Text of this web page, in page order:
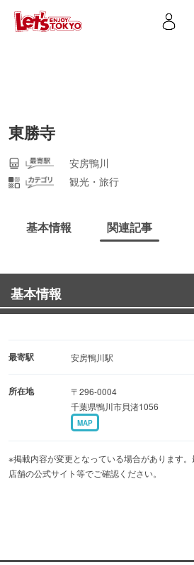
東勝寺
安房鴨川
観光・旅行
基本情報 関連記事
基本情報
最寄駅 安房鴨川駅
所在地
〒296-0004
千葉県鴨川市貝渚1056
MAP
※掲載内容が変更となっている場合があります
店舗の公式サイト等でご確認ください。